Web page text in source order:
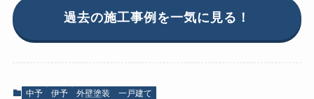
過去の施工事例を一気に見る！
中予 伊予 外壁塗装 一戸建て